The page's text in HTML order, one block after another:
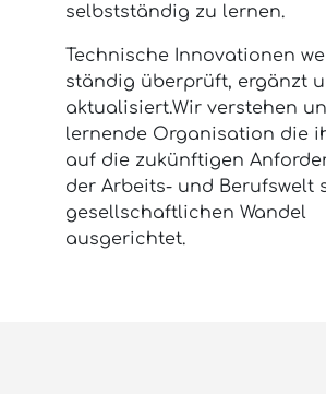
selbstständig zu lernen.
Technische Innovationen
ständig überprüft, ergänzt
aktualisiert.Wir verstehen
lernende Organisation die
auf die zukünftigen
der Arbeits- und Berufswelt
gesellschaftlichen Wandel
ausgerichtet.